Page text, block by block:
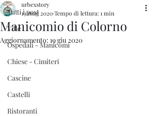
Tutti i post
Ville
Ospedali - Manicomi
Chiese - Cimiteri
Cascine
Castelli
Ristoranti
Manicomio di Colorno
urbexstory
19 mag 2020Tempo di lettura: 1 min
Aggiornamento: 19 giu 2020